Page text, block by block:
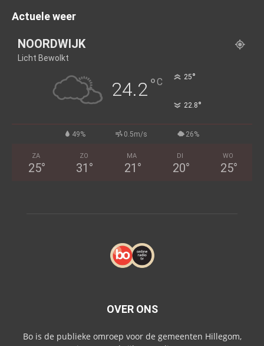
Actuele weer
NOORDWIJK
Licht Bewolkt
24.2°C 25°
22.8°
49% 0.5m/s 26%
ZA
25°
ZO
31 °
MA
21 °
DI
20°
WO
25°
OVER ONS
Bo is de publieke omroep voor de gemeenten Hillegom,